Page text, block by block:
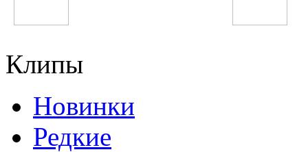
Клипы
Новинки
Редкие